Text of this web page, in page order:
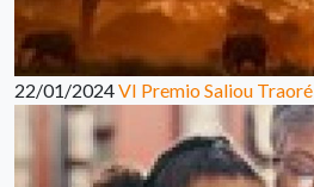
22/01/2024VI Premio Saliou Traoré